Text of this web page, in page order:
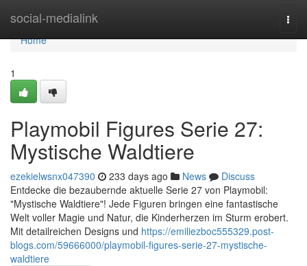
social-medialink
Home
Home
1
Playmobil Figures Serie 27:
Mystische Waldtiere
ezekielwsnx047390 233 days ago News
Discuss
Entdecke die bezaubernde aktuelle Serie 27 von Playmobil:
"Mystische Waldtiere"! Jede Figuren bringen eine fantastische
Welt voller Magie und Natur, die Kinderherzen im Sturm erobert.
Mit detailreichen Designs und https://emiliezboc555329.post-
blogs.com/59666000/playmobil-figures-serie-27-mystische-
waldtiere